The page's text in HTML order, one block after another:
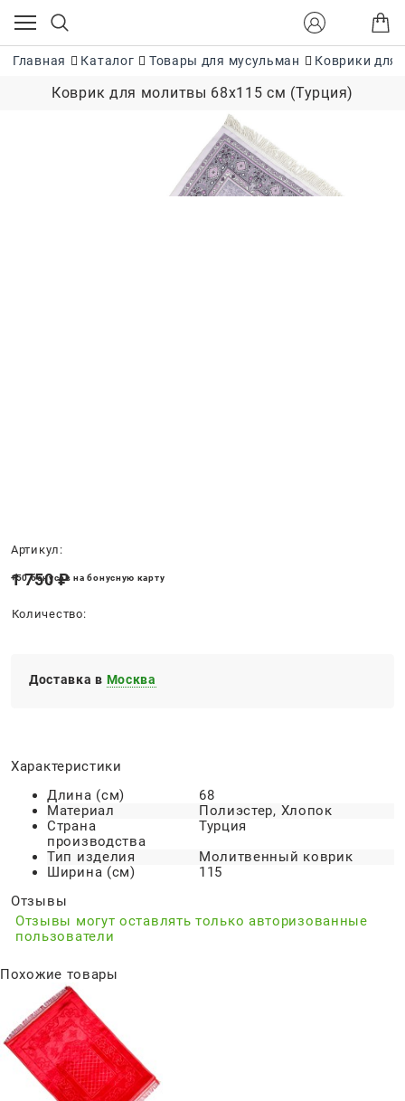
Главная Каталог Товары для мусульман Коврики для
Коврик для молитвы 68х115 см (Турция)
Артикул:
1 750 ₽
+50 бонусов на бонусную карту
Количество:
Доставка в Москва
Характеристики
Длина (см)
68
Материал
Полиэстер, Хлопок
Страна
производства
Турция
Тип изделия
Молитвенный коврик
Ширина (см)
115
Отзывы
Отзывы могут оставлять только авторизованные
пользователи
Похожие товары